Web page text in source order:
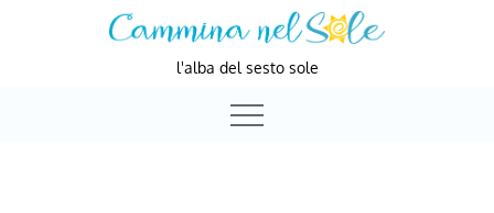
l'alba del sesto sole